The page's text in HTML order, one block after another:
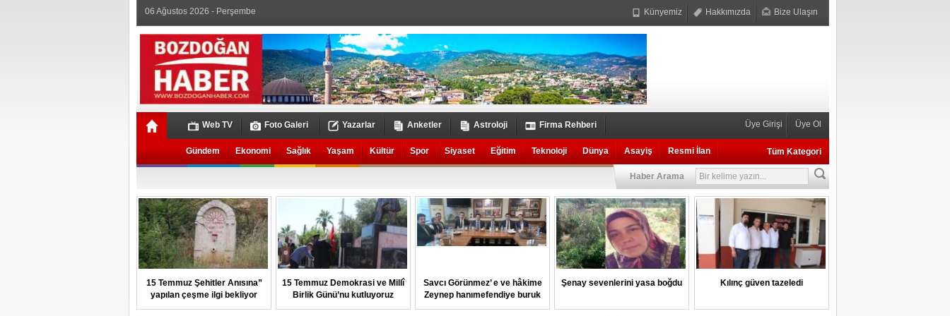
06 Ağustos 2026 - Perşembe Künyemiz Hakkımızda Bize Ulaşın
Web TV Foto Galeri Yazarlar Anketler Astroloji Firma Rehberi Üye Girişi Üye Ol
Gündem Ekonomi Sağlık Yaşam Kültür Spor Siyaset Eğitim Teknoloji Dünya Asayiş Resmi İlan Tüm Kategori
Haber Arama
15 Temmuz Şehitler Anısına”
yapılan çeşme ilgi bekliyor
15 Temmuz Demokrasi ve Millî
Birlik Günü’nu kutluyoruz
Savcı Görünmez’ e ve hâkime
Zeynep hanımefendiye buruk
veda
Şenay sevenlerini yasa boğdu Kılınç güven tazeledi